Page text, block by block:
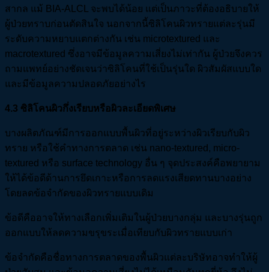
สากล แม้ BIA-ALCL จะพบได้น้อย แต่เป็นภาวะที่ต้องอธิบายให้
ผู้ป่วยทราบก่อนตัดสินใจ นอกจากนี้ซิลิโคนผิวทรายแต่ละรุ่นมี
ระดับความหยาบแตกต่างกัน เช่น microtextured และ
macrotextured ซึ่งอาจมีข้อมูลความเสี่ยงไม่เท่ากัน ผู้ป่วยจึงควร
ถามแพทย์อย่างชัดเจนว่าซิลิโคนที่ใช้เป็นรุ่นใด ผิวสัมผัสแบบใด
และมีข้อมูลความปลอดภัยอย่างไร
4.3 ซิลิโคนผิวกึ่งเรียบหรือผิวละเอียดพิเศษ
บางผลิตภัณฑ์มีการออกแบบพื้นผิวที่อยู่ระหว่างผิวเรียบกับผิว
ทราย หรือใช้คำทางการตลาด เช่น nano-textured, micro-
textured หรือ surface technology อื่น ๆ จุดประสงค์คือพยายาม
ให้ได้ข้อดีด้านการยึดเกาะหรือการลดแรงเสียดทานบางอย่าง
โดยลดข้อจำกัดของผิวทรายแบบเดิม
ข้อดีคืออาจให้ทางเลือกเพิ่มเติมในผู้ป่วยบางกลุ่ม และบางรุ่นถูก
ออกแบบให้ลดความขรุขระเมื่อเทียบกับผิวทรายแบบเก่า
ข้อจำกัดคือชื่อทางการตลาดของพื้นผิวแต่ละบริษัทอาจทำให้ผู้